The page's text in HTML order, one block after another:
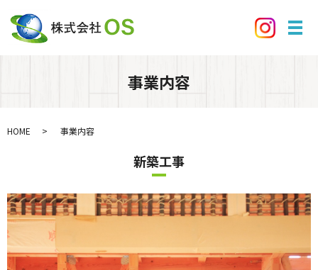
メ
事業内容
HOME 事業内容
新築工事